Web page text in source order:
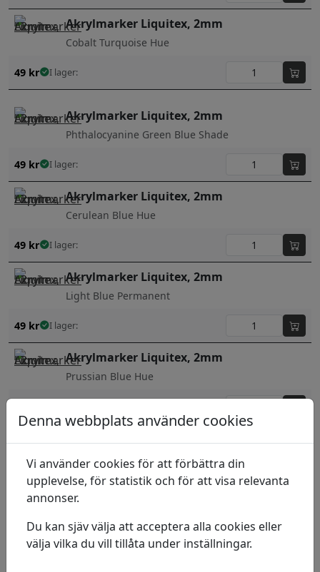
Akrylmarker Liquitex, 2mm
Cobalt Turquoise Hue
49 kr I lager:
Akrylmarker Liquitex, 2mm
Phthalocyanine Green Blue Shade
49 kr I lager:
Akrylmarker Liquitex, 2mm
Cerulean Blue Hue
49 kr I lager:
Akrylmarker Liquitex, 2mm
Light Blue Permanent
49 kr I lager:
Akrylmarker Liquitex, 2mm
Prussian Blue Hue
Phthalocyanine Blue Green Shade
49kr I lager:
Akrylmarker Liquitex, 2mm
Brilliant Blue
Denna webbplats använder cookies
Vi använder cookies för att förbättra din
upplevelse, för statistik och för att visa relevanta
annonser.
Du kan sjäv välja att acceptera alla cookies eller
välja vilka du vill tillåta under inställningar.